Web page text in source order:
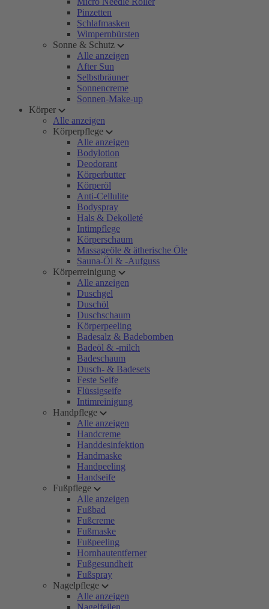
Pinzetten
Schlafmasken
Wimpernbürsten
Sonne & Schutz
Alle anzeigen
After Sun
Selbstbräuner
Sonnencreme
Sonnen-Make-up
Körper
Alle anzeigen
Körperpflege
Alle anzeigen
Bodylotion
Deodorant
Körperbutter
Körperöl
Anti-Cellulite
Bodyspray
Hals & Dekolleté
Intimpflege
Körperschaum
Massageöle & ätherische Öle
Sauna-Öl & -Aufguss
Körperreinigung
Alle anzeigen
Duschgel
Duschöl
Duschschaum
Körperpeeling
Badesalz & Badebomben
Badeöl & -milch
Badeschaum
Dusch- & Badesets
Feste Seife
Flüssigseife
Intimreinigung
Handpflege
Alle anzeigen
Handcreme
Handdesinfektion
Handmaske
Handpeeling
Handseife
Fußpflege
Alle anzeigen
Fußbad
Fußcreme
Fußmaske
Fußpeeling
Hornhautentferner
Fußgesundheit
Fußspray
Nagelpflege
Alle anzeigen
Nagelfeilen